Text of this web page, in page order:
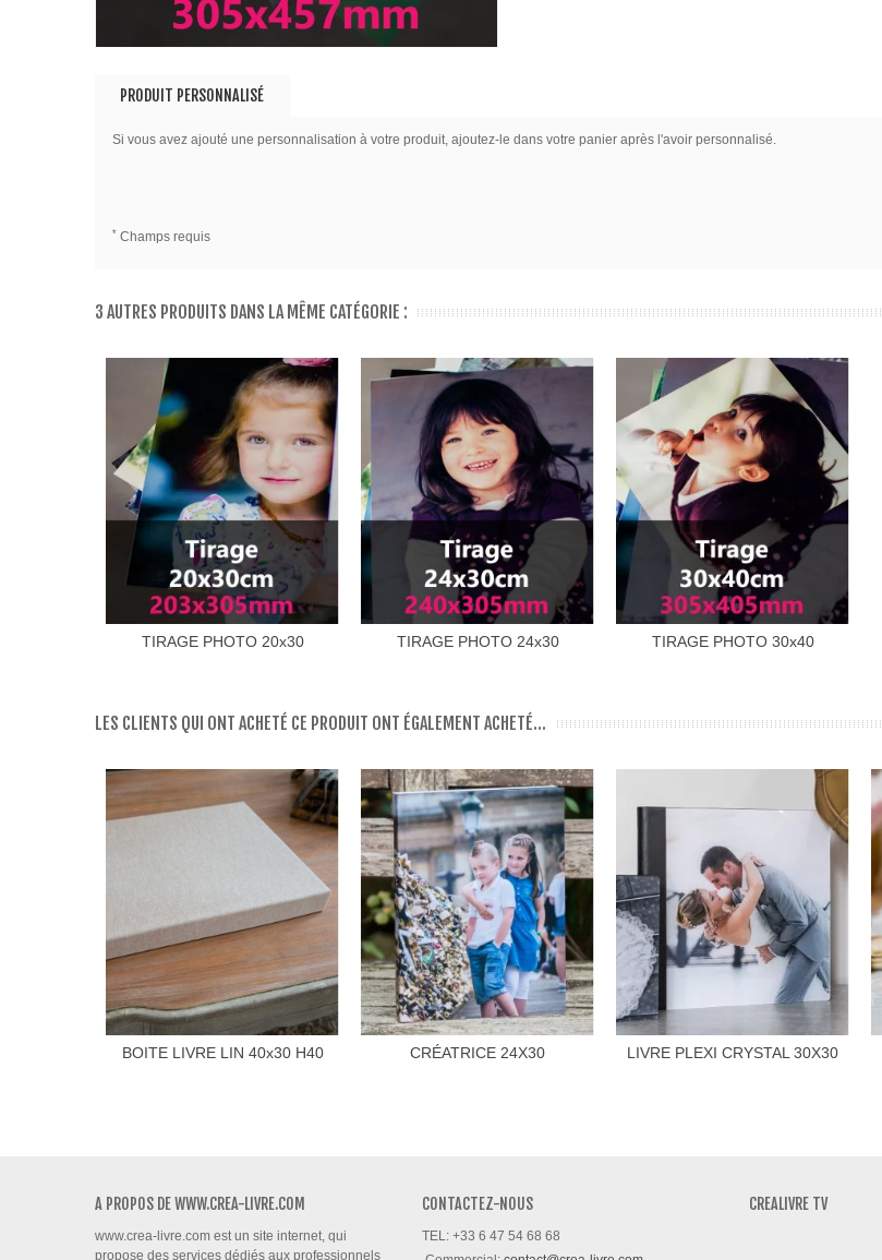
PRODUIT PERSONNALISÉ
Si vous avez ajouté une personnalisation à votre produit, ajoutez-le dans votre panier après l'avoir personnalisé.
* Champs requis
3 AUTRES PRODUITS DANS LA MÊME CATÉGORIE :
TIRAGE PHOTO 20x30 TIRAGE PHOTO 24x30 TIRAGE PHOTO 30x40
LES CLIENTS QUI ONT ACHETÉ CE PRODUIT ONT ÉGALEMENT ACHETÉ...
BOITE LIVRE LIN 40x30 H40 CRÉATRICE 24X30 LIVRE PLEXI CRYSTAL 30X30
A PROPOS DE WWW.CREA-LIVRE.COM
www.crea-livre.com est un site internet, qui
propose des services dédiés aux professionnels
CONTACTEZ-NOUS
TEL: +33 6 47 54 68 68
CREALIVRE TV